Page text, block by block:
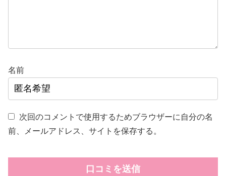
名前
次回のコメントで使用するためブラウザーに自分の名
前、メールアドレス、サイトを保存する。